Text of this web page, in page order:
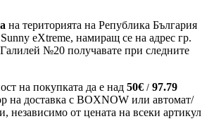
на територията на Република България
eXtreme, намиращ се на адрес гр.
№20 получавате при следните
на покупката да е над 50€ / 97.79
на доставка с BOXNOW или автомат/
, независимо от цената на всеки артикул